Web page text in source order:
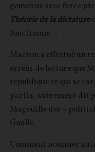
gouverne avec force
Théorie de la dictature
fonctionne…
Macron a effectué un
erreur de lecture que
république et qui se
partis, autrement dit
Magouille des «
Gaulle.
Comment nommer